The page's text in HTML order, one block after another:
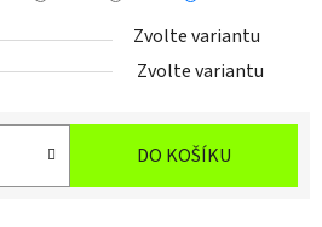
Zvolte variantu
Zvolte variantu
DO KOŠÍKU